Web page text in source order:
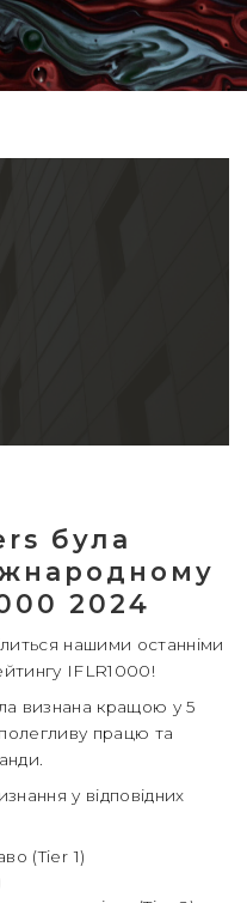
була
2024
нашими останніми
IFLR1000!
визнана кращою у 5
працю та
у відповідних
(Tier 1)